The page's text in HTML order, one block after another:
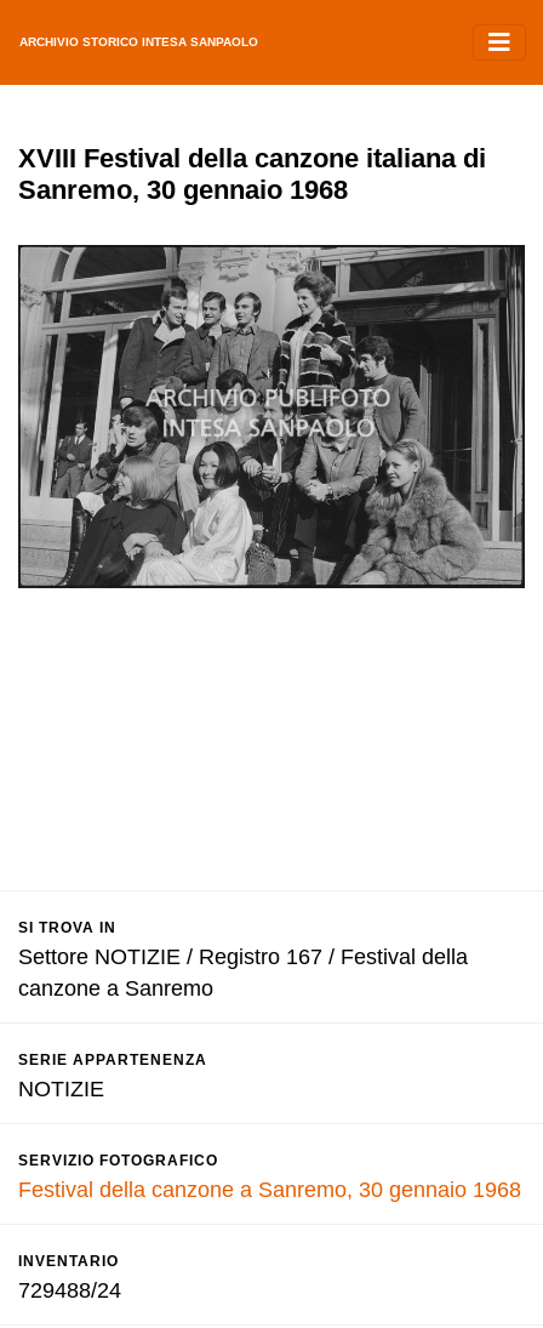
ARCHIVIO STORICO INTESA SANPAOLO
XVIII Festival della canzone italiana di
Sanremo, 30 gennaio 1968
SI TROVA IN
Settore NOTIZIE / Registro 167 / Festival della
canzone a Sanremo
SERIE APPARTENENZA
NOTIZIE
SERVIZIO FOTOGRAFICO
Festival della canzone a Sanremo, 30 gennaio 1968
INVENTARIO
729488/24